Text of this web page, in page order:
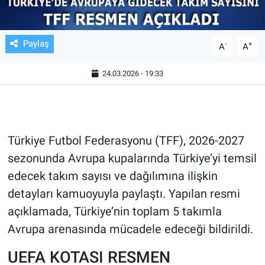
Paylaş A- A+
24.03.2026 - 19:33
Türkiye Futbol Federasyonu (TFF), 2026-2027
sezonunda Avrupa kupalarında Türkiye’yi temsil
edecek takım sayısı ve dağılımına ilişkin
detayları kamuoyuyla paylaştı. Yapılan resmi
açıklamada, Türkiye’nin toplam 5 takımla
Avrupa arenasında mücadele edeceği bildirildi.
UEFA KOTASI RESMEN
KÜLTÜR SANAT
ASAYİŞ
HABERDE İNSAN
POLİTİKA
SPOR